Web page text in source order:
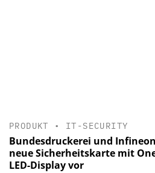
PRODUKT • IT-SECURITY
Bundesdruckerei und
neue Sicherheitskarte mit
LED-Display vor